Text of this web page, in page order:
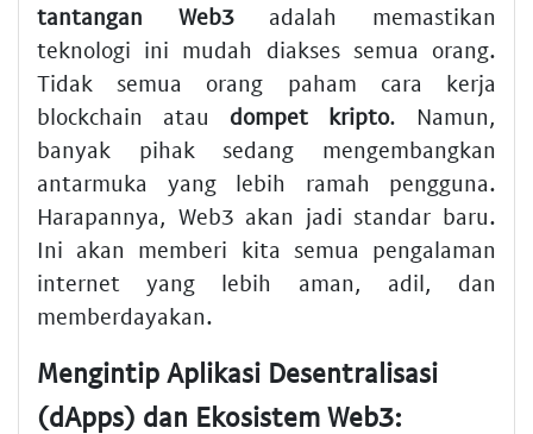
tantangan Web3adalah memastikan
teknologi ini mudah diakses semua orang.
Tidak semua orang paham cara kerja
blockchain atau dompet kripto. Namun,
banyak pihak sedang mengembangkan
antarmuka yang lebih ramah pengguna.
Harapannya, Web3 akan jadi standar baru.
Ini akan memberi kita semua pengalaman
internet yang lebih aman, adil, dan
memberdayakan.
Mengintip Aplikasi Desentralisasi
(dApps) dan Ekosistem Web3: